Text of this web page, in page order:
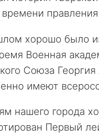
правления
хорошо было
Военная
Союза
имеют
нашего города
Первый